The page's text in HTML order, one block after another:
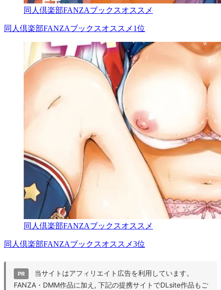
同人倶楽部FANZAブックスオススメ
同人倶楽部FANZAブックスオススメ1位
同人倶楽部FANZAブックスオススメ
同人倶楽部FANZAブックスオススメ3位
PR
当サイトはアフィリエイト広告を利用しています。
FANZA・DMM作品に加え, 下記の提携サイトでDLsite作品もご